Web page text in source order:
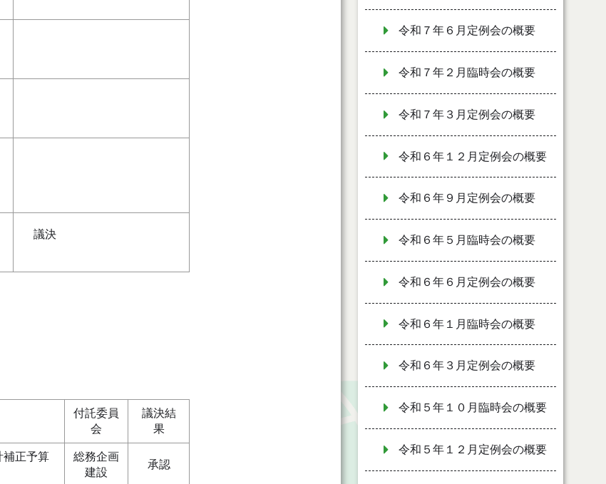
議決
付託委員
会
議決結
果
補正予算
総務企画
建設
承認
令和７年６月定例会の概要
令和７年２月臨時会の概要
令和７年３月定例会の概要
令和６年１２月定例会の概要
令和６年９月定例会の概要
令和６年５月臨時会の概要
令和６年６月定例会の概要
令和６年１月臨時会の概要
令和６年３月定例会の概要
令和５年１０月臨時会の概要
令和５年１２月定例会の概要